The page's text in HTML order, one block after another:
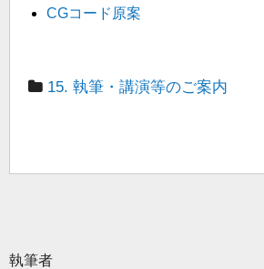
CGコード原案
15. 執筆・講演等のご案内
執筆者